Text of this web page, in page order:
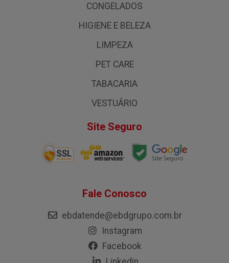
CONGELADOS
HIGIENE E BELEZA
LIMPEZA
PET CARE
TABACARIA
VESTUÁRIO
Site Seguro
Fale Conosco
ebdatende@ebdgrupo.com.br
Instagram
Facebook